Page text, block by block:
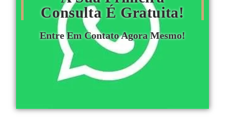
Consulta É Gratuita!
Entre Em Contato Agora Mesmo!